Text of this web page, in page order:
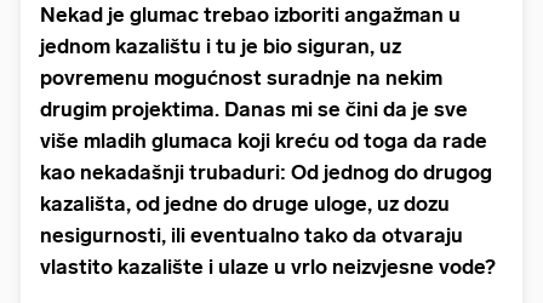
Nekad je glumac trebao izboriti angažman u
jednom kazalištu i tu je bio siguran, uz
povremenu mogućnost suradnje na nekim
drugim projektima. Danas mi se čini da je sve
više mladih glumaca koji kreću od toga da rade
kao nekadašnji trubaduri: Od jednog do drugog
kazališta, od jedne do druge uloge, uz dozu
nesigurnosti, ili eventualno tako da otvaraju
vlastito kazalište i ulaze u vrlo neizvjesne vode?